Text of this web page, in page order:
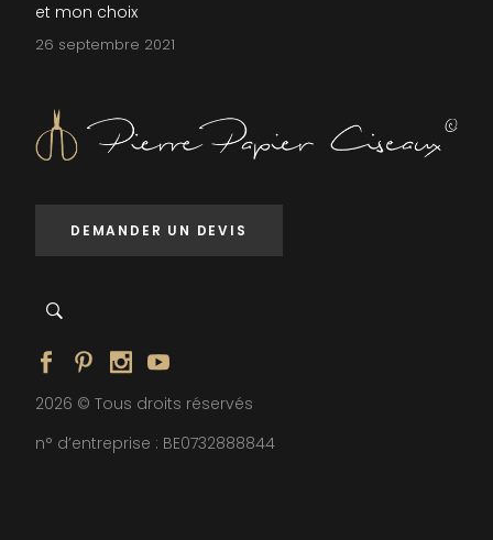
et mon choix
26 septembre 2021
DEMANDER UN DEVIS
2026 © Tous droits réservés
n° d’entreprise : BE0732888844